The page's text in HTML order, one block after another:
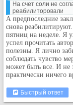
На счет соли не
реабилиторовали
А предпоследние
снова
пятниц на неделе. Я
успел прочитать
полезны. Я лично
соблюдать чувство
может быть все. И не
практически ничего
Быстрый ответ